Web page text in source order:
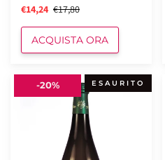
€14,24 €17,80
ACQUISTA ORA
Sauvignon
2019
ESAURITO
-20%